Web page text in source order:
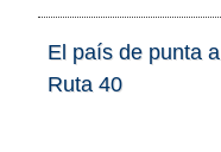
El país de punta
Ruta 40